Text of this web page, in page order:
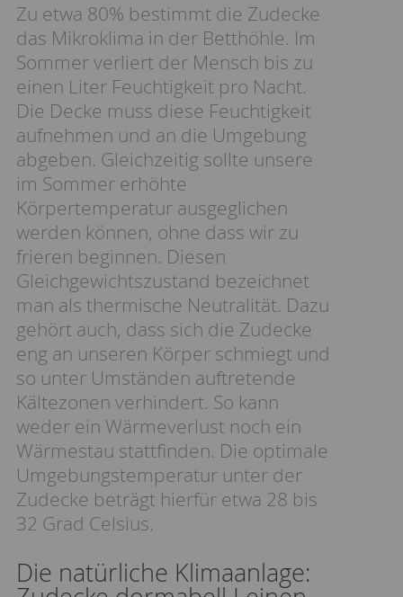
Zu etwa 80% bestimmt die Zudecke
das Mikroklima in der Betthöhle. Im
Sommer verliert der Mensch bis zu
einen Liter Feuchtigkeit pro Nacht.
Die Decke muss diese Feuchtigkeit
aufnehmen und an die Umgebung
abgeben. Gleichzeitig sollte unsere
im Sommer erhöhte
Körpertemperatur ausgeglichen
werden können, ohne dass wir zu
frieren beginnen. Diesen
Gleichgewichtszustand bezeichnet
man als thermische Neutralität. Dazu
gehört auch, dass sich die Zudecke
eng an unseren Körper schmiegt und
so unter Umständen auftretende
Kältezonen verhindert. So kann
weder ein Wärmeverlust noch ein
Wärmestau stattfinden. Die optimale
Umgebungstemperatur unter der
Zudecke beträgt hierfür etwa 28 bis
32 Grad Celsius.
Die natürliche Klimaanlage: